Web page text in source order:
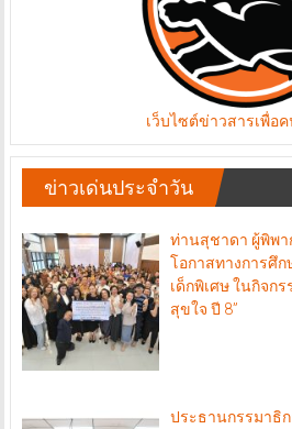
เว็บไซต์ข่าวสารเพื่อ
ข่าวเด่นประจำวัน
ท่านสุชาดา ผู้พิพ
โอกาสทางการศึก
เด็กพิเศษ ในกิจกร
สุขใจ ปี 8”
ประธานกรรมาธิก